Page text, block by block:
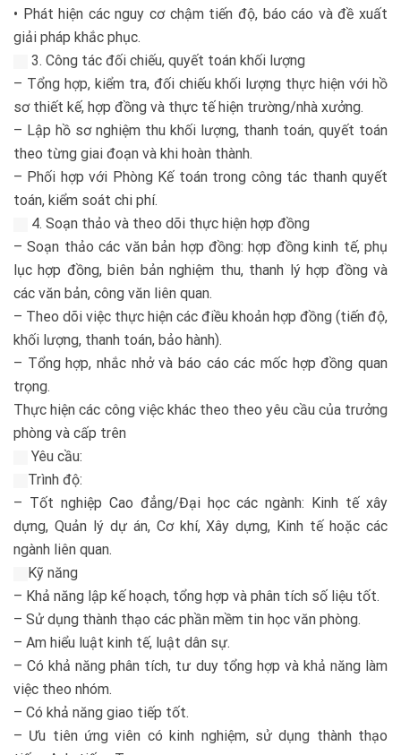
• Phát hiện các nguy cơ chậm tiến độ, báo cáo và đề xuất
giải pháp khắc phục.
3. Công tác đối chiếu, quyết toán khối lượng
– Tổng hợp, kiểm tra, đối chiếu khối lượng thực hiện với hồ
sơ thiết kế, hợp đồng và thực tế hiện trường/nhà xưởng.
– Lập hồ sơ nghiệm thu khối lượng, thanh toán, quyết toán
theo từng giai đoạn và khi hoàn thành.
– Phối hợp với Phòng Kế toán trong công tác thanh quyết
toán, kiểm soát chi phí.
4. Soạn thảo và theo dõi thực hiện hợp đồng
– Soạn thảo các văn bản hợp đồng: hợp đồng kinh tế, phụ
lục hợp đồng, biên bản nghiệm thu, thanh lý hợp đồng và
các văn bản, công văn liên quan.
– Theo dõi việc thực hiện các điều khoản hợp đồng (tiến độ,
khối lượng, thanh toán, bảo hành).
– Tổng hợp, nhắc nhở và báo cáo các mốc hợp đồng quan
trọng.
Thực hiện các công việc khác theo theo yêu cầu của trưởng
phòng và cấp trên
Yêu cầu:
Trình độ:
– Tốt nghiệp Cao đẳng/Đại học các ngành: Kinh tế xây
dựng, Quản lý dự án, Cơ khí, Xây dựng, Kinh tế hoặc các
ngành liên quan.
Kỹ năng
– Khả năng lập kế hoạch, tổng hợp và phân tích số liệu tốt.
– Sử dụng thành thạo các phần mềm tin học văn phòng.
– Am hiểu luật kinh tế, luật dân sự.
– Có khả năng phân tích, tư duy tổng hợp và khả năng làm
việc theo nhóm.
– Có khả năng giao tiếp tốt.
– Ưu tiên ứng viên có kinh nghiệm, sử dụng thành thạo